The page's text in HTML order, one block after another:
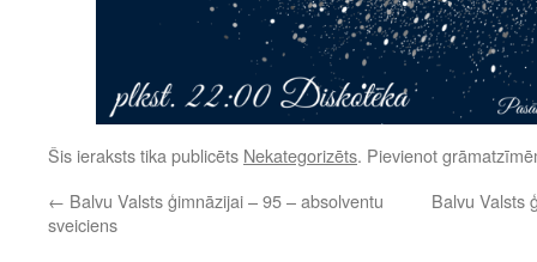
Šis ieraksts tika publicēts Nekategorizēts. Pievienot
← Balvu Valsts ģimnāzijai – 95 – absolventu
sveiciens
Balvu Valsts